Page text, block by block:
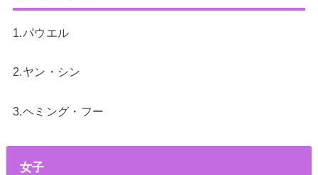
1.パウエル
2.ヤン・シン
3.ヘミング・フー
女子